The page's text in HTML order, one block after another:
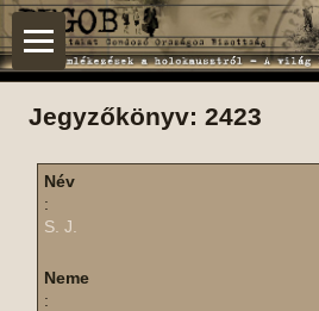
Jegyzőkönyv: 2423
Név
:
S. J.
Neme
: